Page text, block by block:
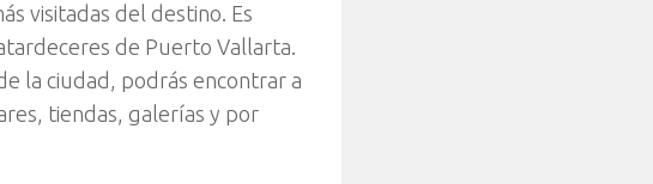
visitadas del destino. Es
de Puerto Vallarta.
la ciudad, podrás encontrar a
tiendas, galerías y por